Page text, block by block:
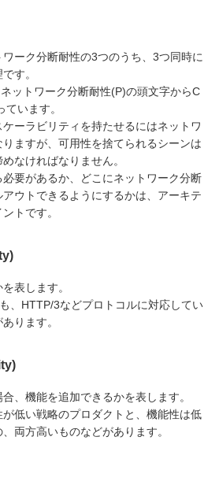
ーク分断耐性の3つのうち、3つ同時に
す。
ットワーク分断耐性(P)の頭文字からC
います。
ーラビリティを持たせるにはネットワ
ますが、可用性を捨てられるシーンは
なければなりません。
要があるか、どこにネットワーク分断
ウトできるようにするかは、アーキテ
トです。
表します。
、HTTP/3などプロトコルに対応してい
ります。
、機能を追加できるかを表します。
低い戦略のプロダクトと、機能性は低
両方高いものなどがあります。